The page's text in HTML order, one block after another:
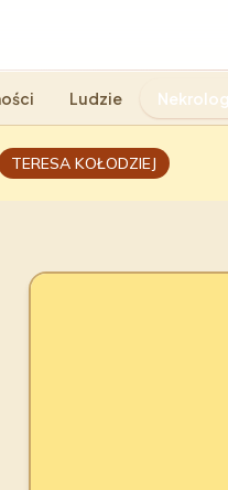
Ludzie
TERESA KOŁODZIEJ